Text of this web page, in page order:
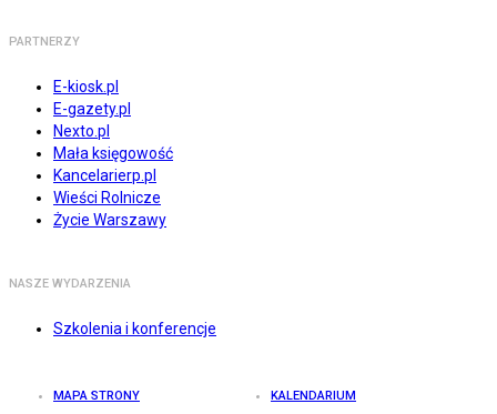
PARTNERZY
E-kiosk.pl
E-gazety.pl
Nexto.pl
Mała księgowość
Kancelarierp.pl
Wieści Rolnicze
Życie Warszawy
NASZE WYDARZENIA
Szkolenia i konferencje
MAPA STRONY KALENDARIUM